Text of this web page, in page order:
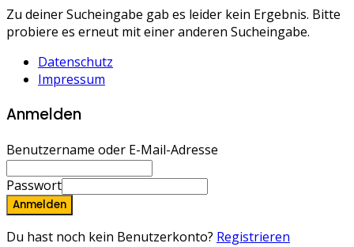
Zu deiner Sucheingabe gab es leider kein Ergebnis. Bitte
probiere es erneut mit einer anderen Sucheingabe.
Datenschutz
Impressum
Anmelden
Benutzername oder E-Mail-Adresse
Passwort
Anmelden
Du hast noch kein Benutzerkonto? Registrieren